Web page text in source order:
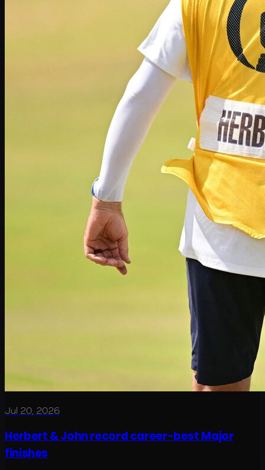
Jul 20, 2026
Herbert & John record career-best Major
finishes